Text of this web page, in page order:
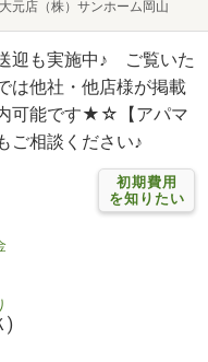
元店（株）サンホーム岡山
迎も実施中♪ ご覧いた
は他社・他店様が掲載
可能です★☆【アパマ
ご相談ください♪
初期費用
を知りたい
)